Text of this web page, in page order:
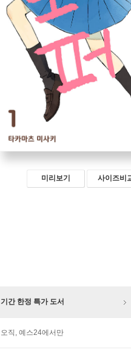
미리보기 사이즈비
기간 한정 특가 도서
오직, 예스24에서만